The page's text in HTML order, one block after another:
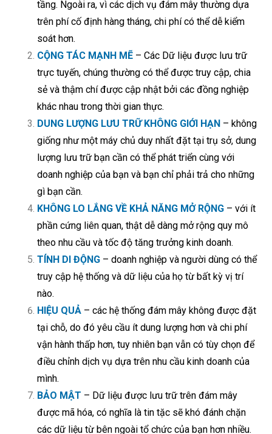
tầng. Ngoài ra, vì các dịch vụ đám mây thường dựa
trên phí cố định hàng tháng, chi phí có thể dễ kiểm
soát hơn.
CỘNG TÁC MẠNH MẼ – Các Dữ liệu được lưu trữ
trực tuyến, chúng thường có thể được truy cập, chia
sẻ và thậm chí được cập nhật bởi các đồng nghiệp
khác nhau trong thời gian thực.
DUNG LƯỢNG LƯU TRỮ KHÔNG GIỚI HẠN – không
giống như một máy chủ duy nhất đặt tại trụ sở, dung
lượng lưu trữ bạn cần có thể phát triển cùng với
doanh nghiệp của bạn và bạn chỉ phải trả cho những
gì bạn cần.
KHÔNG LO LẮNG VỀ KHẢ NĂNG MỞ RỘNG – với ít
phần cứng liên quan, thật dễ dàng mở rộng quy mô
theo nhu cầu và tốc độ tăng trưởng kinh doanh.
TÍNH DI ĐỘNG – doanh nghiệp và người dùng có thể
truy cập hệ thống và dữ liệu của họ từ bất kỳ vị trí
nào.
HIỆU QUẢ – các hệ thống đám mây không được đặt
tại chỗ, do đó yêu cầu ít dung lượng hơn và chi phí
vận hành thấp hơn, tuy nhiên bạn vẫn có tùy chọn để
điều chỉnh dịch vụ dựa trên nhu cầu kinh doanh của
mình.
BẢO MẬT – Dữ liệu được lưu trữ trên đám mây
được mã hóa, có nghĩa là tin tặc sẽ khó đánh chặn
các dữ liệu từ bên ngoài tổ chức của bạn hơn nhiều.